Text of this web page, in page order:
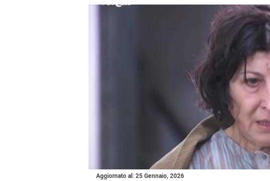
Aggiornato al: 25 Gennaio, 2026